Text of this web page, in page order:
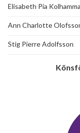
Elisabeth Pia
Ann Charlotte
Stig Pierre Adolfsson